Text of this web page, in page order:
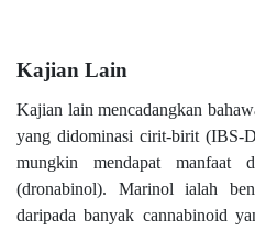
Kajian Lain
Kajian lain mencadangkan
yang didominasi cirit-birit (IBS-
mungkin mendapat manfaat
(dronabinol). Marinol ialah
daripada banyak cannabinoid